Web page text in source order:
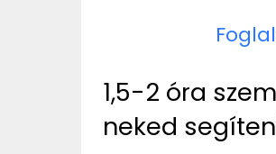
1,5-2 óra
neked